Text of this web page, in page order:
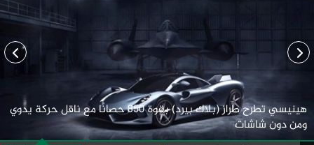
هينيسي تطرح طراز (بلاك بيرد) بقوة 850 حصانًا مع ناقل حركة يدوي
ومن دون شاشات